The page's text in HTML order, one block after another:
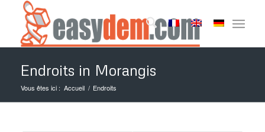
Endroits in Morangis
Vous êtes ici : Accueil / Endroits